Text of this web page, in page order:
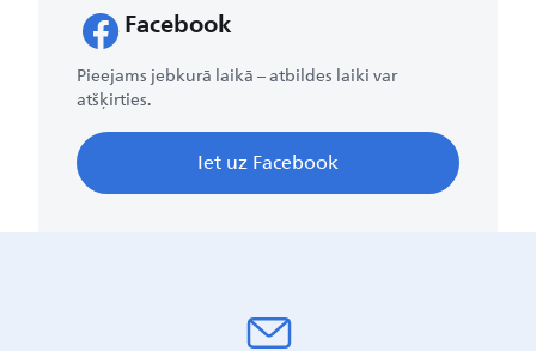
Facebook
Pieejams jebkurā laikā – atbildes laiki var
atšķirties.
Iet uz Facebook